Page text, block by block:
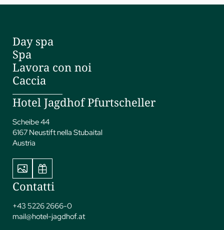
Day spa
Spa
Lavora con noi
Caccia
Hotel Jagdhof Pfurtscheller
Scheibe 44
6167 Neustift nella Stubaital
Austria
Contatti
+43 5226 2666-0
mail@hotel-jagdhof.at